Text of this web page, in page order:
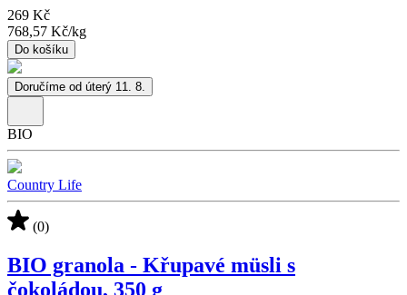
269 Kč
768,57 Kč/kg
Do košíku
Doručíme od úterý 11. 8.
BIO
Country Life
(0)
BIO granola - Křupavé müsli s
čokoládou, 350 g